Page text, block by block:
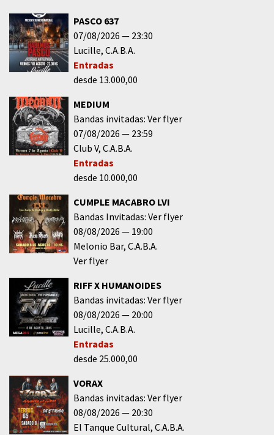
PASCO 637
07/08/2026
23:30
Lucille C.A.B.A.
Entradas
desde 13.000,00
MEDIUM
Bandas invitadas: Ver flyer
07/08/2026
23:59
Club V C.A.B.A.
Entradas
desde 10.000,00
CUMPLE MACABRO LVI
Bandas Invitadas: Ver flyer
08/08/2026
19:00
Melonio Bar C.A.B.A.
Ver flyer
RIFF X HUMANOIDES
Bandas invitadas: Ver flyer
08/08/2026
20:00
Lucille C.A.B.A.
Entradas
desde 25.000,00
VORAX
Bandas invitadas: Ver flyer
08/08/2026
20:30
El Tanque Cultural C.A.B.A.